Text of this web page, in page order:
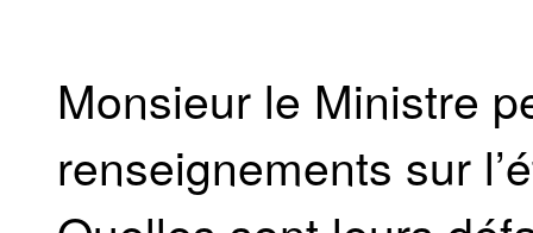
Monsieur le Ministre
renseignements sur